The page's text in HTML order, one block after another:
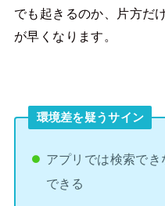
でも起きるのか、片方だ
が早くなります。
環境差を疑うサイン
アプリでは検索で
できる